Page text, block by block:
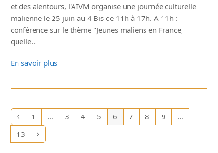
et des alentours, l'AIVM organise une journée culturelle
malienne le 25 juin au 4 Bis de 11h à 17h. A 11h :
conférence sur le thème "Jeunes maliens en France,
quelle…
En savoir plus
Précédent
Page
1 … Page
3 Page
4 Page
5 Page
6 Page
7 Page
8 Page
9 …
Page
13 Suivant